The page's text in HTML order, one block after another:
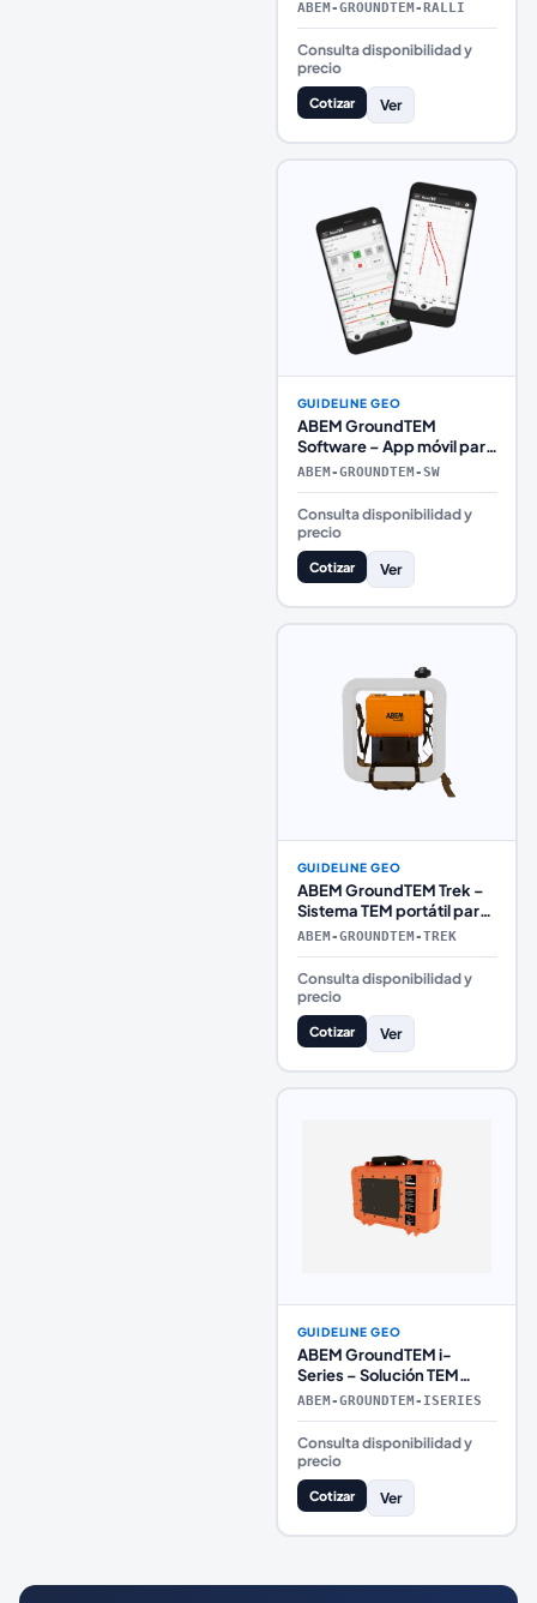
ABEM-GROUNDTEM-RALLI
Consulta disponibilidad y
precio
Cotizar Ver
GUIDELINE GEO
ABEM GroundTEM
Software – App móvil para
adquisición de datos TEM
ABEM-GROUNDTEM-SW
Consulta disponibilidad y
precio
Cotizar Ver
GUIDELINE GEO
ABEM GroundTEM Trek –
Sistema TEM portátil para
mapeo rápido en
ABEM-GROUNDTEM-TREK
Consulta disponibilidad y
precio
Cotizar Ver
GUIDELINE GEO
ABEM GroundTEM i-
Series – Solución TEM
accesible, portátil y fácil
ABEM-GROUNDTEM-ISERIES
Consulta disponibilidad y
precio
Cotizar Ver